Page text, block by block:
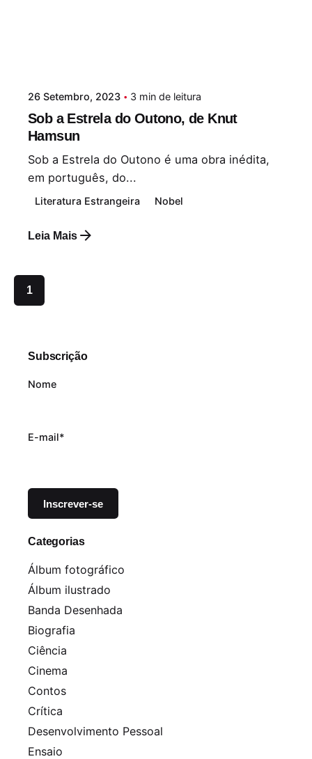
26 Setembro, 2023 3 min de leitura
Sob a Estrela do Outono, de Knut
Hamsun
Sob a Estrela do Outono é uma obra inédita,
em português, do...
Literatura Estrangeira Nobel
Leia Mais
1
Subscrição
Nome
E-mail*
Categorias
Álbum fotográfico
Álbum ilustrado
Banda Desenhada
Biografia
Ciência
Cinema
Contos
Crítica
Desenvolvimento Pessoal
Ensaio